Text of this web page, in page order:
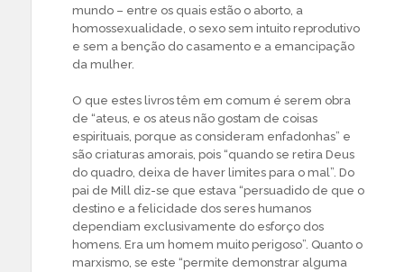
mundo – entre os quais estão o aborto, a
homossexualidade, o sexo sem intuito reprodutivo
e sem a benção do casamento e a emancipação
da mulher.
O que estes livros têm em comum é serem obra
de “ateus, e os ateus não gostam de coisas
espirituais, porque as consideram enfadonhas” e
são criaturas amorais, pois “quando se retira Deus
do quadro, deixa de haver limites para o mal”. Do
pai de Mill diz-se que estava “persuadido de que o
destino e a felicidade dos seres humanos
dependiam exclusivamente do esforço dos
homens. Era um homem muito perigoso”. Quanto o
marxismo, se este “permite demonstrar alguma